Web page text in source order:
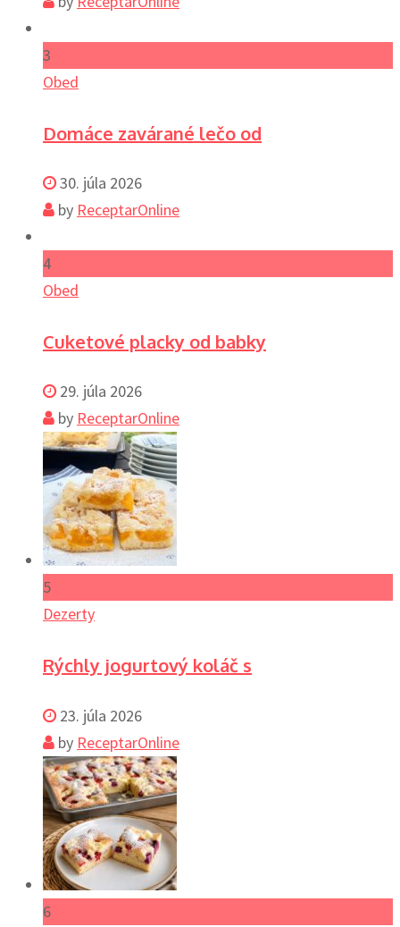
3
Obed
Domáce zavárané lečo od
30. júla 2026
by ReceptarOnline
4
Obed
Cuketové placky od babky
29. júla 2026
by ReceptarOnline
5
Dezerty
Rýchly jogurtový koláč s
23. júla 2026
by ReceptarOnline
6